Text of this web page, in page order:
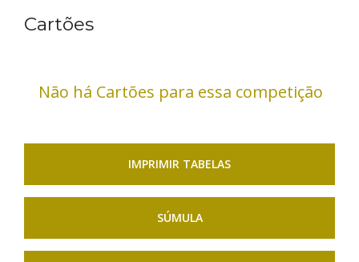
Cartões
Não há Cartões para essa competição
IMPRIMIR TABELAS
SÚMULA